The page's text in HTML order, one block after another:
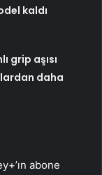
kaldı
grip aşısı
daha
abone